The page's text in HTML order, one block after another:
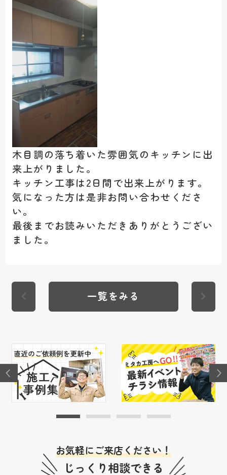
木目調の落ち着いた雰囲気のキッチンに出
来上がりました。
キッチン工事は2日間で出来上がります。
気になった方は是非お問い合わせくださ
い。
最後までお読みいただきありがとうござい
ました。
一覧をみる
お気軽にご来店ください！
じっくり相談できる